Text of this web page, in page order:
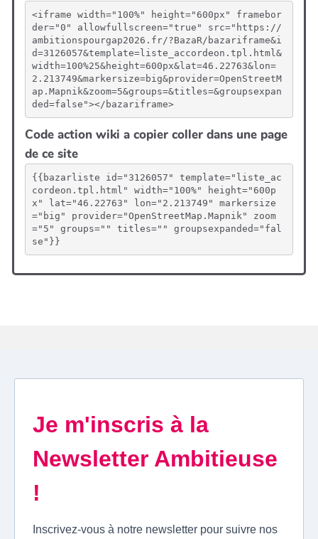
<iframe width="100%" height="600px" framebor
der="0" allowfullscreen="true" src="https://
ambitionspourgap2026.fr/?BazaR/bazariframe&i
d=3126057&template=liste_accordeon.tpl.html&
width=100%25&height=600px&lat=46.22763&lon=
2.213749&markersize=big&provider=OpenStreetM
ap.Mapnik&zoom=5&groups=&titles=&groupsexpan
ded=false"></bazariframe>
Code action wiki a copier coller dans une page
de ce site
{{bazarliste id="3126057" template="liste_ac
cordeon.tpl.html" width="100%" height="600p
x" lat="46.22763" lon="2.213749" markersize
="big" provider="OpenStreetMap.Mapnik" zoom
="5" groups="" titles="" groupsexpanded="fal
se"}}